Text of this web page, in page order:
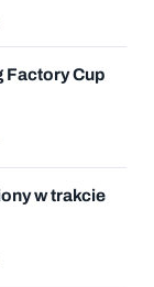
Factory Cup
w trakcie